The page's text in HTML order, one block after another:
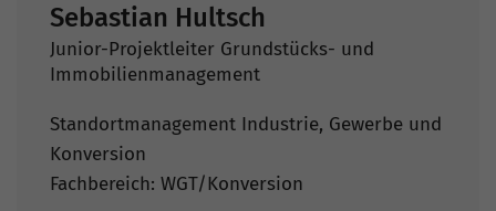
Sebastian Hultsch
Junior-Projektleiter Grundstücks- und
Immobilienmanagement
Standortmanagement Industrie, Gewerbe und
Konversion
Fachbereich: WGT/Konversion